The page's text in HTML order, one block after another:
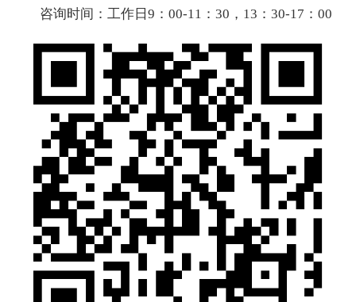
咨询时间：工作日9：00-11：30，13：30-17：00